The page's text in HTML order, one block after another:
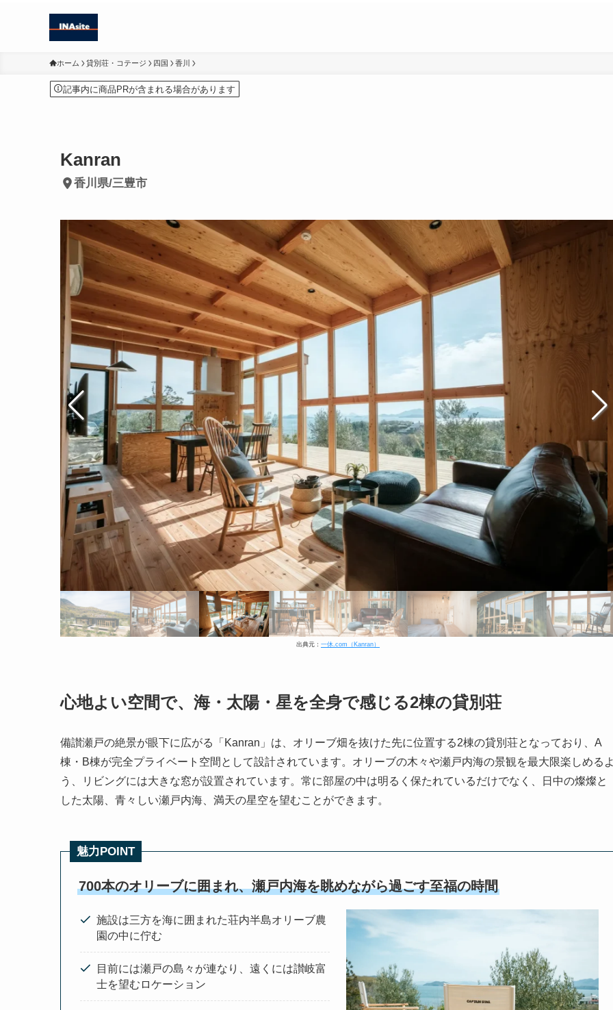
ホーム 貸別荘・コテージ 四国 香川
記事内に商品PRが含まれる場合があります
Kanran
香川県/三豊市
出典元： 一休.com（Kanran）
心地よい空間で、海・太陽・星を全身で感じる2棟の貸別荘
備讃瀬戸の絶景が眼下に広がる「Kanran」は、オリーブ畑を抜けた先に位置する2棟の貸別荘となっており、A
棟・B棟が完全プライベート空間として設計されています。オリーブの木々や瀬戸内海の景観を最大限楽しめる
う、リビングには大きな窓が設置されています。常に部屋の中は明るく保たれているだけでなく、日中の燦燦と
した太陽、青々しい瀬戸内海、満天の星空を望むことができます。
魅力POINT
700本のオリーブに囲まれ、瀬戸内海を眺めながら過ごす至福の時間
施設は三方を海に囲まれた荘内半島オリーブ農
園の中に佇む
目前には瀬戸の島々が連なり、遠くには讃岐富
士を望むロケーション